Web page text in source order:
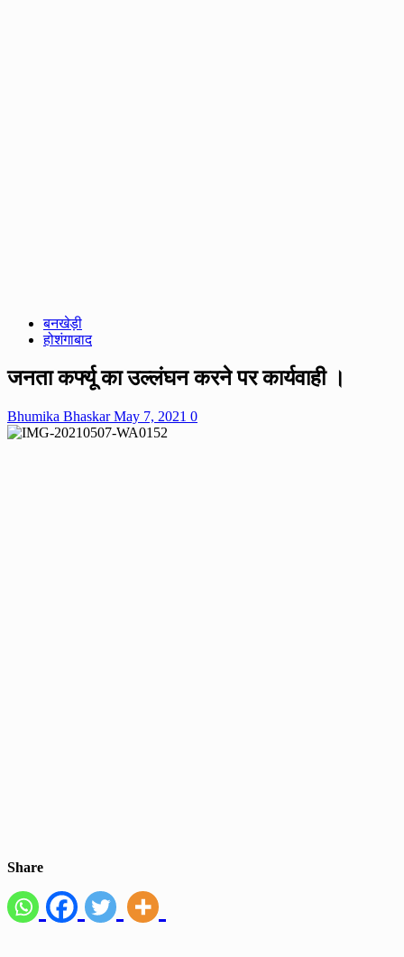
बनखेड़ी
होशंगाबाद
जनता कर्फ्यू का उल्लंघन करने पर कार्यवाही ।
Bhumika BhaskarMay 7, 2021 0
Share